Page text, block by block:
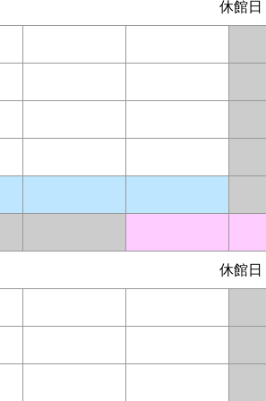
休館日
休館日